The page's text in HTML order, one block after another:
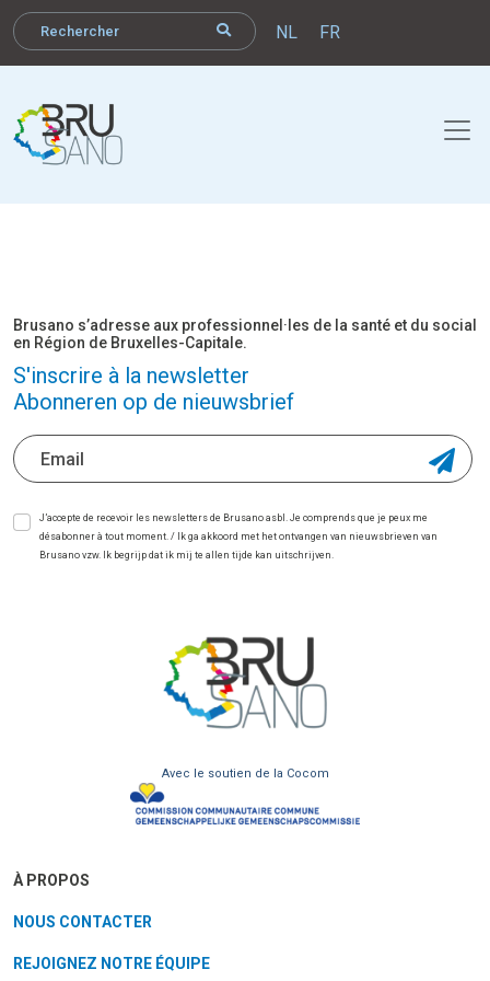
NL FR
Brusano s’adresse aux professionnel·les de la santé et du social
en Région de Bruxelles-Capitale.
S'inscrire à la newsletter
Abonneren op de nieuwsbrief
J’accepte de recevoir les newsletters de Brusano asbl. Je comprends que je peux me
désabonner à tout moment. / Ik ga akkoord met het ontvangen van nieuwsbrieven van
Brusano vzw. Ik begrijp dat ik mij te allen tijde kan uitschrijven.
Avec le soutien de la Cocom
À PROPOS
NOUS CONTACTER
REJOIGNEZ NOTRE ÉQUIPE